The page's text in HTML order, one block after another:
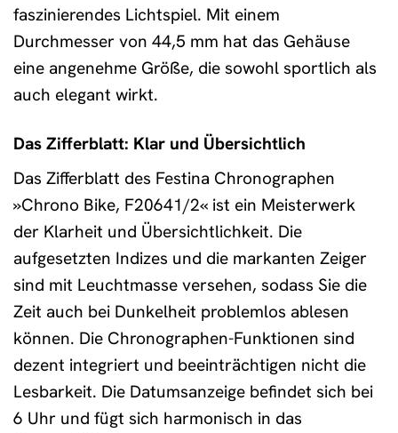
faszinierendes Lichtspiel. Mit einem
Durchmesser von 44,5 mm hat das Gehäuse
eine angenehme Größe, die sowohl sportlich als
auch elegant wirkt.
Das Zifferblatt: Klar und Übersichtlich
Das Zifferblatt des Festina Chronographen
»Chrono Bike, F20641/2« ist ein Meisterwerk
der Klarheit und Übersichtlichkeit. Die
aufgesetzten Indizes und die markanten Zeiger
sind mit Leuchtmasse versehen, sodass Sie die
Zeit auch bei Dunkelheit problemlos ablesen
können. Die Chronographen-Funktionen sind
dezent integriert und beeinträchtigen nicht die
Lesbarkeit. Die Datumsanzeige befindet sich bei
6 Uhr und fügt sich harmonisch in das